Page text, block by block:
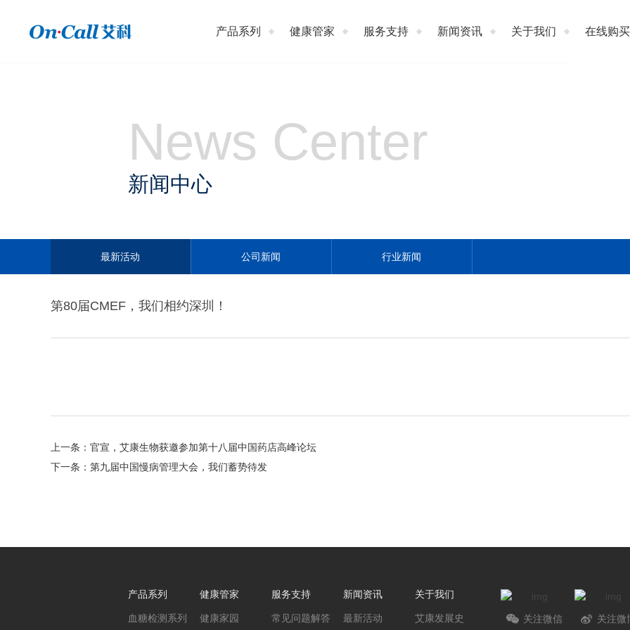
产品系列 健康管家 服务支持 新闻资讯 关于我们 在线购买
News Center
新闻中心
最新活动 公司新闻 行业新闻
第80届CMEF，我们相约深圳！
上一条：官宣，艾康生物获邀参加第十八届中国药店高峰论坛
下一条：第九届中国慢病管理大会，我们蓄势待发
产品系列
血糖检测系列
健康管家
健康家园
服务支持
常见问题解答
新闻资讯
最新活动
关于我们
艾康发展史 关注微信 关注微